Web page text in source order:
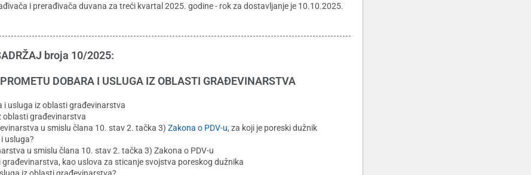
i prerađivača duvana za treći kvartal 2025. godine - rok za dostavljanje je 10.10.2025.
broja 10/2025:
DOBARA I USLUGA IZ OBLASTI GRAĐEVINARSTVA
usluga iz oblasti građevinarstva
oblasti građevinarstva
u smislu člana 10. stav 2. tačka 3) Zakona o PDV-u, za koji je poreski dužnik
usluga?
u smislu člana 10. stav 2. tačka 3) Zakona o PDV-u
kao uslova za sticanje svojstva poreskog dužnika
iz oblasti građevinarstva?